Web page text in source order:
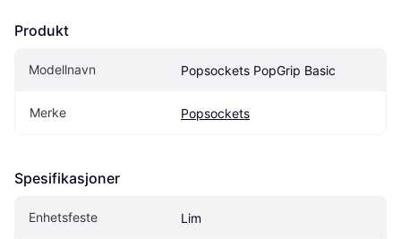
Produkt
Modellnavn Popsockets PopGrip Basic
Merke Popsockets
Spesifikasjoner
Enhetsfeste Lim